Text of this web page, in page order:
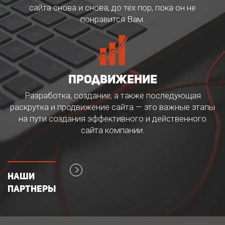
сайта снова и снова, до тех пор, пока он не
понравится Вам.
продвижение
Разработка, создание, а также последующая
раскрутка и продвижение сайта — это важные этапы
на пути создания эффективного и действенного
сайта компании.
Наши
партнеры